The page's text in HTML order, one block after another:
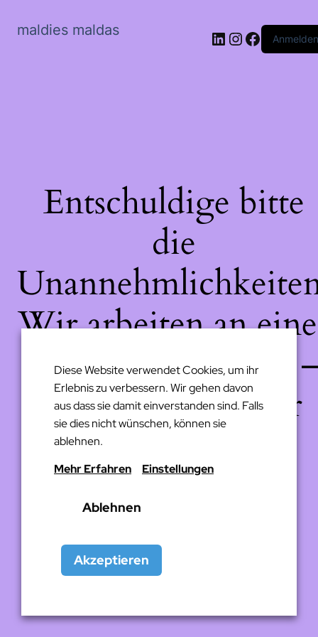
maldies maldas LinkedIn
Instagram
Anmelden
Entschuldige bitte
die
Wir arbeiten an
großartigen Sache
schau bald wieder
Diese Website verwendet Cookies, um ihr
Erlebnis zu verbessern. Wir gehen davon
aus dass sie damit einverstanden sind. Falls
sie dies nicht wünschen, können sie
ablehnen.
Mehr Erfahren
Einstellungen
Ablehnen
Akzeptieren